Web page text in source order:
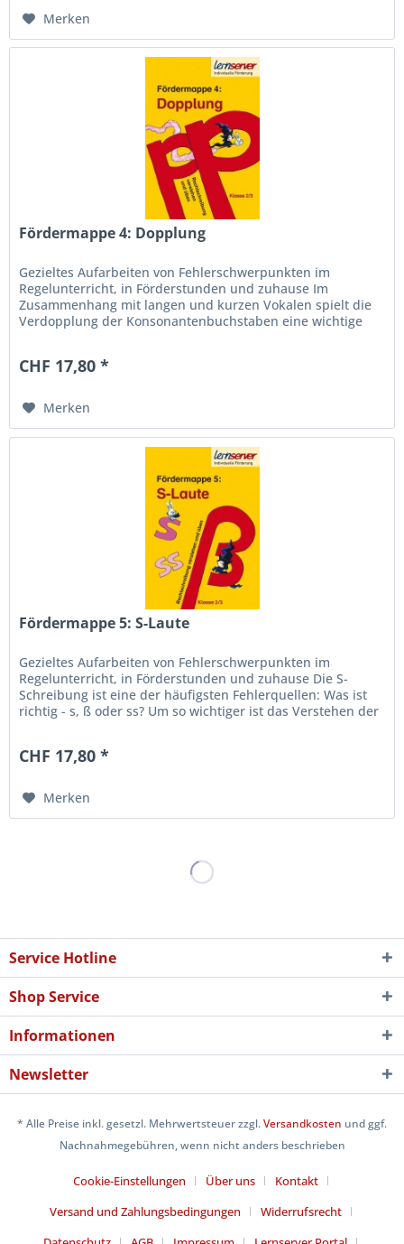
Merken
Fördermappe 4: Dopplung
Gezieltes Aufarbeiten von Fehlerschwerpunkten im
Regelunterricht, in Förderstunden und zuhause Im
Zusammenhang mit langen und kurzen Vokalen spielt die
Verdopplung der Konsonantenbuchstaben eine wichtige
CHF 17,80 *
Merken
Fördermappe 5: S-Laute
Gezieltes Aufarbeiten von Fehlerschwerpunkten im
Regelunterricht, in Förderstunden und zuhause Die S-
Schreibung ist eine der häufigsten Fehlerquellen: Was ist
richtig - s, ß oder ss? Um so wichtiger ist das Verstehen der
CHF 17,80 *
Merken
Service Hotline
Shop Service
Informationen
Newsletter
* Alle Preise inkl. gesetzl. Mehrwertsteuer zzgl.Versandkosten und ggf.
Nachnahmegebühren, wenn nicht anders beschrieben
Cookie-Einstellungen Über uns
Kontakt
Versand und Zahlungsbedingungen
Widerrufsrecht